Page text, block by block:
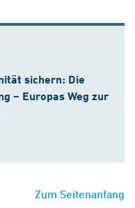
sichern: Die
– Europas Weg zur
Zum Seitenanfang